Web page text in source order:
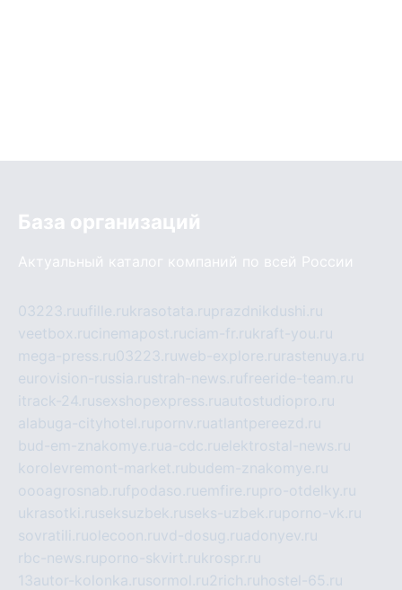
База организаций
Актуальный каталог компаний по всей России
03223.ruufille.rukrasotata.ruprazdnikdushi.ru
veetbox.rucinemapost.ruciam-fr.rukraft-you.ru
mega-press.ru03223.ruweb-explore.ru rastenuya.ru
eurovision-russia.rustrah-news.rufreeride-team.ru
itrack-24.rusexshopexpress.ruautostudiopro.ru
alabuga-cityhotel.rupornv.ruatlantpereezd.ru
bud-em-znakomye.rua-cdc.ruelektrostal-news.ru
korolevremont-market.rubudem-znakomye.ru
oooagrosnab.rufpodaso.ruemfire.rupro-otdelky.ru
ukrasotki.ruseksuzbek.ruseks-uzbek.ruporno-vk.ru
sovratili.ruolecoon.ruvd-dosug.ruadonyev.ru
rbc-news.ruporno-skvirt.rukrospr.ru
13autor-kolonka.rusormol.ru2rich.ru hostel-65.ru